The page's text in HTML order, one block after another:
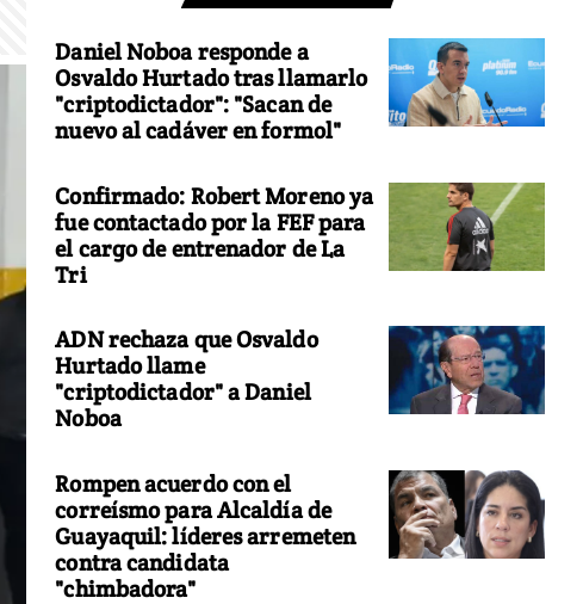
Daniel Noboa responde a
Osvaldo Hurtado tras llamarlo
"criptodictador": "Sacan de
nuevo al cadáver en formol"
Confirmado: Robert Moreno ya
fue contactado por la FEF para
el cargo de entrenador de La
Tri
ADN rechaza que Osvaldo
Hurtado llame
"criptodictador" a Daniel
Noboa
Rompen acuerdo con el
correísmo para Alcaldía de
Guayaquil: líderes arremeten
contra candidata
"chimbadora"